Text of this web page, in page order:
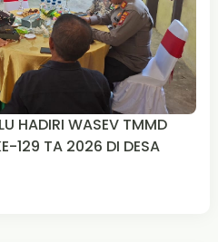
HADIRI WASEV TMMD
129 TA 2026 DI DESA